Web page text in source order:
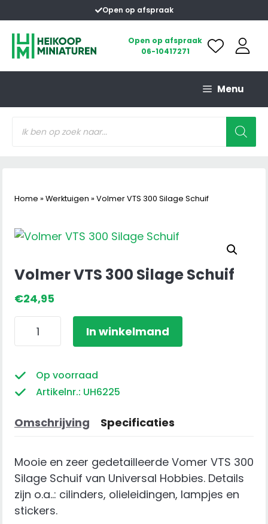
naar
inhoud
Open op afspraak
Open op afspraak
06-10417271
Menu
zoeken
Home » Werktuigen » Volmer VTS 300 Silage Schuif
Volmer VTS 300 Silage Schuif
€24,95
Volmer
Silage
Schuif
In winkelmand
Op voorraad
Artikelnr.: UH6225
Omschrijving Specificaties
Mooie en zeer gedetailleerde Vomer VTS 300
Silage Schuif van Universal Hobbies. Details
zijn o.a..: cilinders, olieleidingen, lampjes en
stickers.